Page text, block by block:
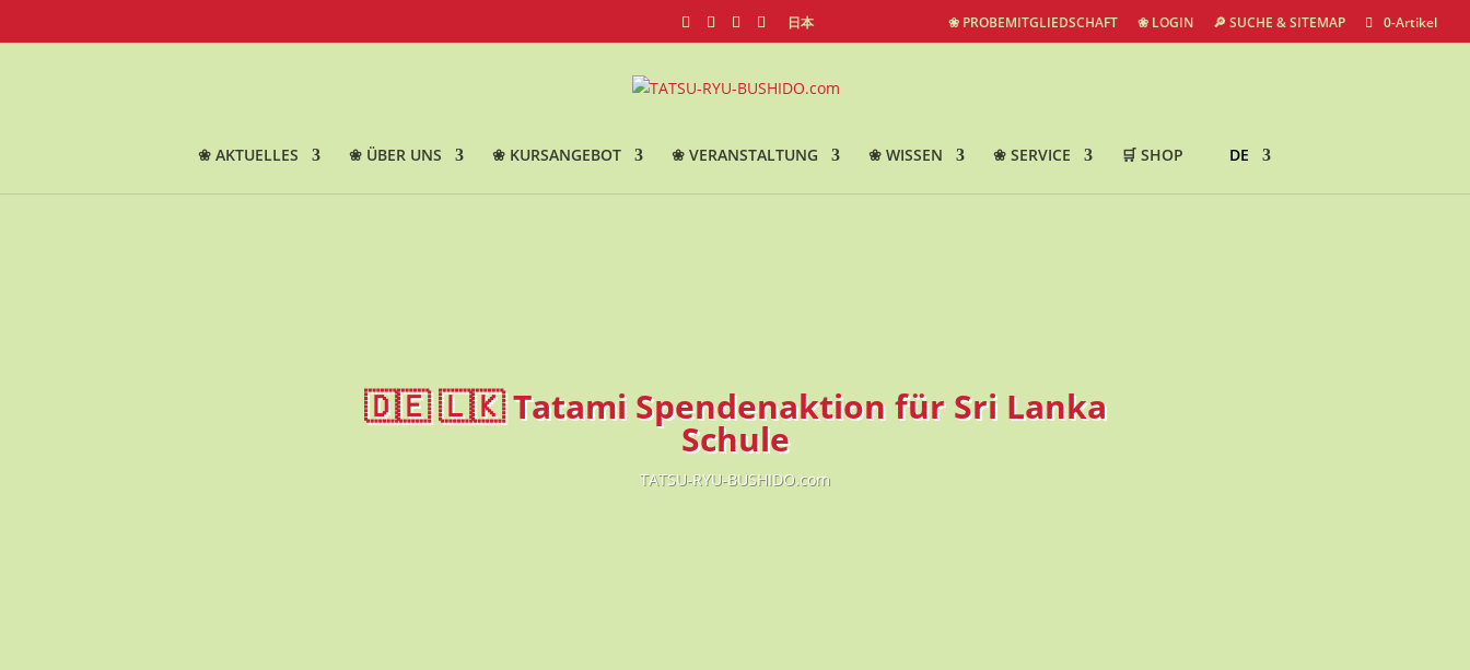
日本 ❀ PROBEMITGLIEDSCHAFT ❀ LOGIN 🔎 SUCHE & SITEMAP 0-Artikel
❀ AKTUELLES ❀ ÜBER UNS ❀ KURSANGEBOT ❀ VERANSTALTUNG ❀ WISSEN ❀ SERVICE 🛒 SHOP DE
🇩🇪 🇱🇰 Tatami Spendenaktion für Sri Lanka
Schule
TATSU-RYU-BUSHIDO.com